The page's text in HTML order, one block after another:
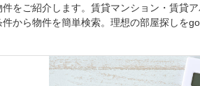
をご紹介します。賃貸マンション・賃貸
から物件を簡単検索。理想の部屋探しを